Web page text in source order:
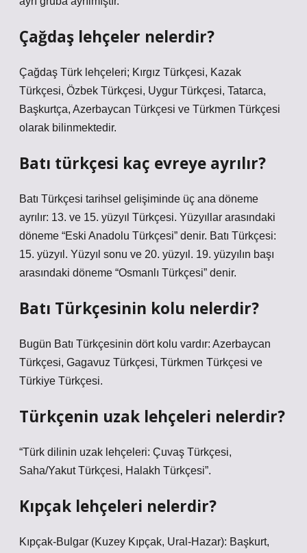
Çağdaş lehçeler nelerdir?
Çağdaş Türk lehçeleri; Kırgız Türkçesi, Kazak
Türkçesi, Özbek Türkçesi, Uygur Türkçesi, Tatarca,
Başkurtça, Azerbaycan Türkçesi ve Türkmen Türkçesi
olarak bilinmektedir.
Batı türkçesi kaç evreye ayrılır?
Batı Türkçesi tarihsel gelişiminde üç ana döneme
ayrılır: 13. ve 15. yüzyıl Türkçesi. Yüzyıllar arasındaki
döneme “Eski Anadolu Türkçesi” denir. Batı Türkçesi:
15. yüzyıl. Yüzyıl sonu ve 20. yüzyıl. 19. yüzyılın başı
arasındaki döneme “Osmanlı Türkçesi” denir.
Batı Türkçesinin kolu nelerdir?
Bugün Batı Türkçesinin dört kolu vardır: Azerbaycan
Türkçesi, Gagavuz Türkçesi, Türkmen Türkçesi ve
Türkiye Türkçesi.
Türkçenin uzak lehçeleri nelerdir?
“Türk dilinin uzak lehçeleri: Çuvaş Türkçesi,
Saha/Yakut Türkçesi, Halakh Türkçesi”.
Kıpçak lehçeleri nelerdir?
Kıpçak-Bulgar (Kuzey Kıpçak, Ural-Hazar): Başkurt,